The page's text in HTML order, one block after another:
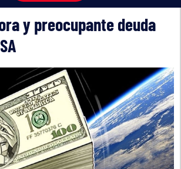
y preocupante deuda